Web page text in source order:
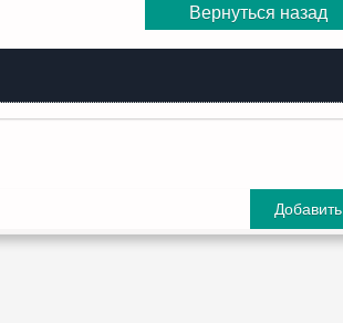
Вернуться назад
Добавить